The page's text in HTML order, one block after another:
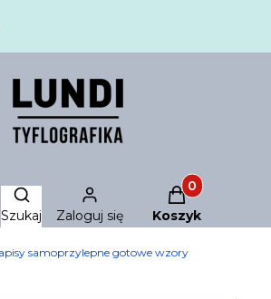
Otwórz wyszukiwarkę
Szukaj Zaloguj się
Produkty w
Koszyk
samoprzylepne gotowe wzory